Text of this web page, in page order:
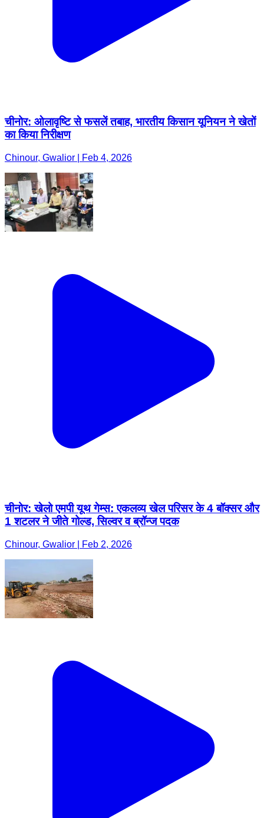
चीनोर: ओलावृष्टि से फसलें तबाह, भारतीय किसान यूनियन ने खेतों
का किया निरीक्षण
Chinour, Gwalior | Feb 4, 2026
चीनोर: खेलो एमपी यूथ गेम्स: एकलव्य खेल परिसर के 4 बॉक्सर और
1 शटलर ने जीते गोल्ड, सिल्वर व ब्रॉन्ज पदक
Chinour, Gwalior | Feb 2, 2026